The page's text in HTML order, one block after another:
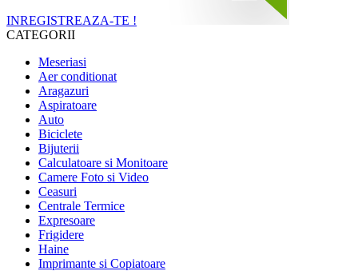
INREGISTREAZA-TE !
CATEGORII
Meseriasi
Aer conditionat
Aragazuri
Aspiratoare
Auto
Biciclete
Bijuterii
Calculatoare si Monitoare
Camere Foto si Video
Ceasuri
Centrale Termice
Expresoare
Frigidere
Haine
Imprimante si Copiatoare